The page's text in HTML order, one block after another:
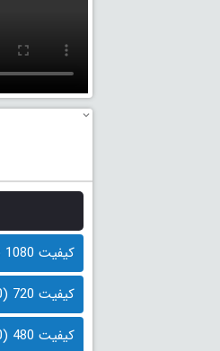
کیفیت 1080 (1.5 گیگابایت)
کیفیت 720 (800 مگابایت)
کیفیت 480 (500 مگابایت)